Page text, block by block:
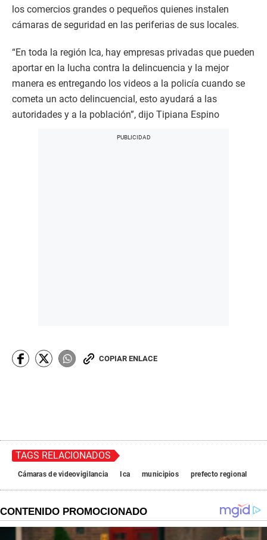
los comercios grandes o pequeños quienes instalen
cámaras de seguridad en las periferias de sus locales.
“En toda la región Ica, hay empresas privadas que pueden
aportar en la lucha contra la delincuencia y la mejor
manera es entregando los videos a la policía cuando se
cometa un acto delincuencial, esto ayudará a las
autoridades y a la población”, dijo Tipiana Espino
COPIAR ENLACE
TAGS RELACIONADOS
Cámaras de videovigilancia Ica municipios prefecto regional